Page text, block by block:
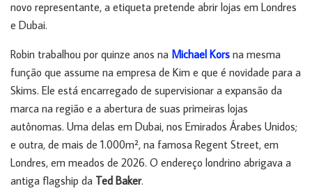
novo representante, a etiqueta pretende abrir lojas em Londres
e Dubai.
Robin trabalhou por quinze anos na Michael Kors na mesma
função que assume na empresa de Kim e que é novidade para a
Skims. Ele está encarregado de supervisionar a expansão da
marca na região e a abertura de suas primeiras lojas
autônomas. Uma delas em Dubai, nos Emirados Árabes Unidos;
e outra, de mais de 1.000m², na famosa Regent Street, em
Londres, em meados de 2026. O endereço londrino abrigava a
antiga flagship da Ted Baker.